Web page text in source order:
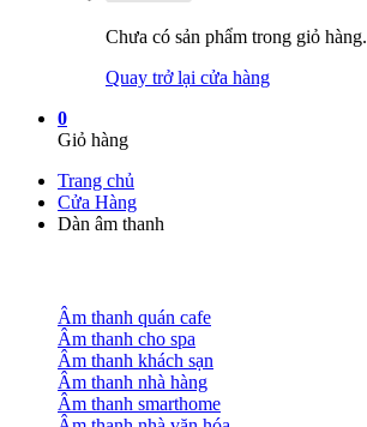
Chưa có sản phẩm trong giỏ hàng.
Quay trở lại cửa hàng
0
Giỏ hàng
Trang chủ
Cửa Hàng
Dàn âm thanh
Âm thanh quán cafe
Âm thanh cho spa
Âm thanh khách sạn
Âm thanh nhà hàng
Âm thanh smarthome